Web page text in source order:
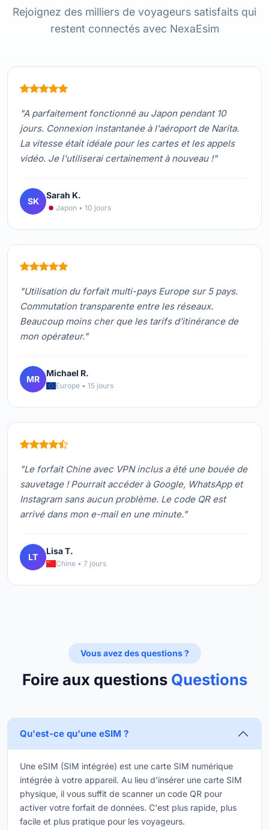
Rejoignez des milliers de voyageurs satisfaits qui
restent connectés avec NexaEsim
"A parfaitement fonctionné au Japon pendant 10
jours. Connexion instantanée à l'aéroport de Narita.
La vitesse était idéale pour les cartes et les appels
vidéo. Je l'utiliserai certainement à nouveau !"
SK
Sarah K.
Japon • 10 jours
"Utilisation du forfait multi-pays Europe sur 5 pays.
Commutation transparente entre les réseaux.
Beaucoup moins cher que les tarifs d'itinérance de
mon opérateur."
MR
Michael R.
Europe • 15 jours
"Le forfait Chine avec VPN inclus a été une bouée de
sauvetage ! Pourrait accéder à Google, WhatsApp et
Instagram sans aucun problème. Le code QR est
arrivé dans mon e-mail en une minute."
LT
Lisa T.
Chine • 7 jours
Vous avez des questions ?
Foire aux questions Questions
Qu'est-ce qu'une eSIM ?
Une eSIM (SIM intégrée) est une carte SIM numérique
intégrée à votre appareil. Au lieu d'insérer une carte SIM
physique, il vous suffit de scanner un code QR pour
activer votre forfait de données. C'est plus rapide, plus
facile et plus pratique pour les voyageurs.